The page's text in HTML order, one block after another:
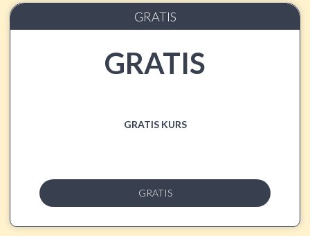
GRATIS
GRATIS
GRATIS KURS
GRATIS